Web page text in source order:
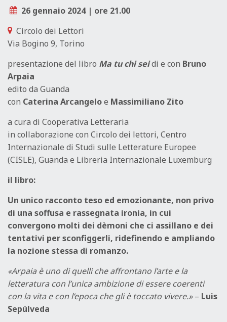
26 gennaio 2024 | ore 21.00
Circolo dei Lettori
Via Bogino 9, Torino
presentazione del libro Ma tu chi seidi e con Bruno
Arpaia
edito da Guanda
con Caterina Arcangeloe Massimiliano Zito
a cura di Cooperativa Letteraria
in collaborazione con Circolo dei lettori, Centro
Internazionale di Studi sulle Letterature Europee
(CISLE), Guanda e Libreria Internazionale Luxemburg
il libro:
Un unico racconto teso ed emozionante, non privo
di una soffusa e rassegnata ironia, in cui
convergono molti dei dèmoni che ci assillano e dei
tentativi per sconfiggerli, ridefinendo e ampliando
la nozione stessa di romanzo.
«Arpaia è uno di quelli che affrontano l’arte e la
letteratura con l’unica ambizione di essere coerenti
con la vita e con l’epoca che gli è toccato vivere.»– Luis
Sepúlveda